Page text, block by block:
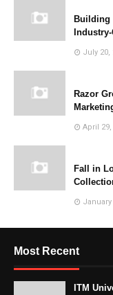
Building
July 20,
Razor
April 29,
Fall in
January
Most Recent
ITM